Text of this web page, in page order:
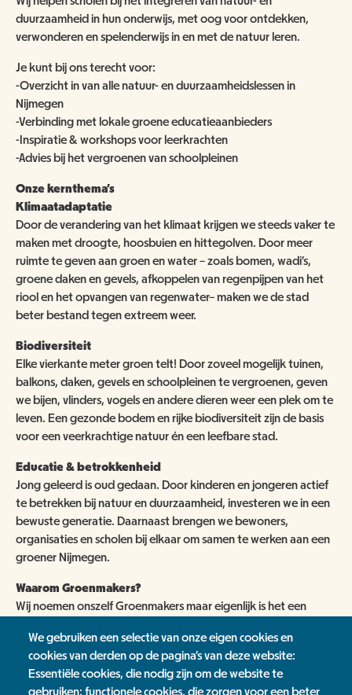
We gebruiken een selectie van onze eigen cookies en
cookies van derden op de pagina's van deze website:
Essentiële cookies, die nodig zijn om de website te
gebruiken; functionele cookies, die zorgen voor een beter
duurzaamheid in hun onderwijs, met oog voor ontdekken,
verwonderen en spelenderwijs in en met de natuur leren.
Je kunt bij ons terecht voor:
-Overzicht in van alle natuur- en duurzaamheidslessen in
Nijmegen
-Verbinding met lokale groene educatieaanbieders
-Inspiratie & workshops voor leerkrachten
-Advies bij het vergroenen van schoolpleinen
Onze kernthema’s
Klimaatadaptatie
Door de verandering van het klimaat krijgen we steeds vaker te
maken met droogte, hoosbuien en hittegolven. Door meer
ruimte te geven aan groen en water – zoals bomen, wadi’s,
groene daken en gevels, afkoppelen van regenpijpen van het
riool en het opvangen van regenwater– maken we de stad
beter bestand tegen extreem weer.
Biodiversiteit
Elke vierkante meter groen telt! Door zoveel mogelijk tuinen,
balkons, daken, gevels en schoolpleinen te vergroenen, geven
we bijen, vlinders, vogels en andere dieren weer een plek om te
leven. Een gezonde bodem en rijke biodiversiteit zijn de basis
voor een veerkrachtige natuur én een leefbare stad.
Educatie & betrokkenheid
Jong geleerd is oud gedaan. Door kinderen en jongeren actief
te betrekken bij natuur en duurzaamheid, investeren we in een
bewuste generatie. Daarnaast brengen we bewoners,
organisaties en scholen bij elkaar om samen te werken aan een
groener Nijmegen.
Waarom Groenmakers?
Wij noemen onszelf Groenmakers maar eigenlijk is het een
worden en jouw omgeving groener te maken. Of je nu net
begint met bewuster omgaan met je tuin en alles wat daarin
leeft, al 1 klimplant tegen je schuurtje hebt gezet of misschien